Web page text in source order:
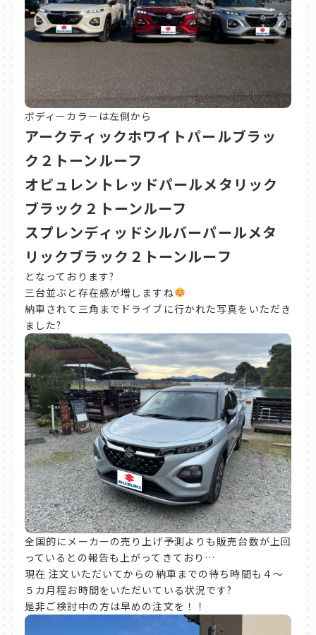
ボディーカラーは左側から
アークティックホワイトパールブラッ
ク２トーンルーフ
オピュレントレッドパールメタリック
ブラック２トーンルーフ
スプレンディッドシルバーパールメタ
リックブラック２トーンルーフ
となっております?
三台並ぶと存在感が増しますね
納車されて三角までドライブに行かれた写真をいただき
ました?
全国的にメーカーの売り上げ予測よりも販売台数が上回
っているとの報告も上がってきており…
現在 注文いただいてからの納車までの待ち時間も４～
５カ月程お時間をいただいている状況です?
是非ご検討中の方は早めの注文を！！